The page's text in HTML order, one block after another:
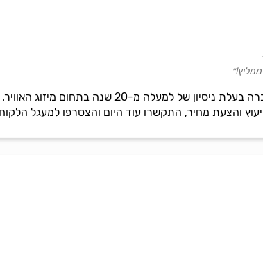
מיזוג השמש בניהולו של איתי שמש, חברה בעלת
והצעת מחיר, התקשרו עוד היום והצטרפו למעגל